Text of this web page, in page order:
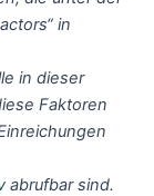
in
in dieser
Faktoren
abrufbar sind.